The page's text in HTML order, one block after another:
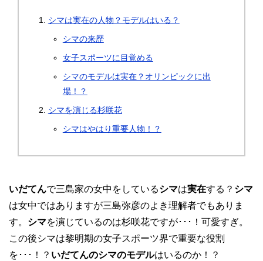
シマは実在の人物？モデルはいる？
シマの来歴
女子スポーツに目覚める
シマのモデルは実在？オリンピックに出
場！？
シマを演じる杉咲花
シマはやはり重要人物！？
いだてんで三島家の女中をしているシマは実在する？ シマ
は女中ではありますが三島弥彦のよき理解者でもありま
す。 シマを演じているのは杉咲花ですが･･･！可愛すぎ。
この後シマは黎明期の女子スポーツ界で重要な役割
を･･･！？ いだてんのシマのモデルはいるのか！？